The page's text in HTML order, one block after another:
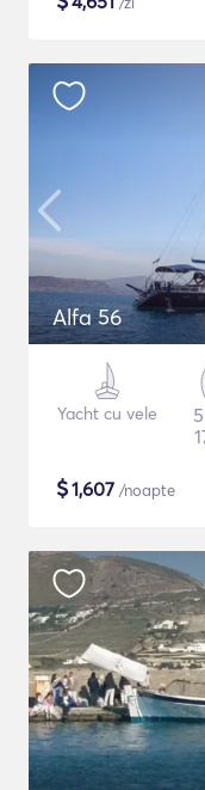
Alfa 56
Yacht cu vele
$1,607 /noapte